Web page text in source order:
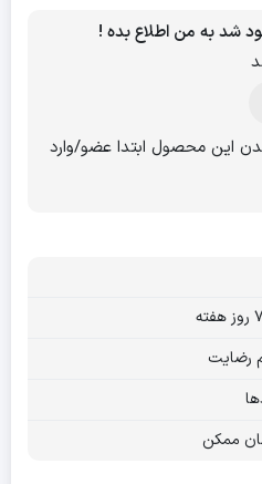
شد به من اطلاع بده !
این محصول ابتدا عضو/وارد
رضایت
ممکن